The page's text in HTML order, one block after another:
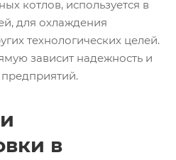
котлов, используется в
для охлаждения
технологических целей.
зависит надежность и
в